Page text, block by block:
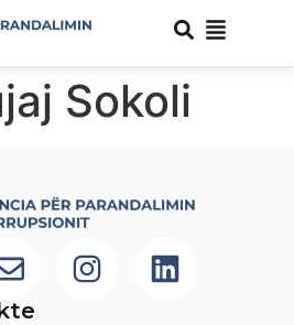
Sokoli